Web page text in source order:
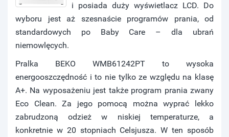
i posiada duży wyświetlacz LCD. Do
wyboru jest aż szesnaście programów prania, od
standardowych po Baby Care – dla ubrań
niemowlęcych.
Pralka BEKO WMB61242PT to wysoka
energooszczędność i to nie tylko ze względu na klasę
A+. Na wyposażeniu jest także program prania zwany
Eco Clean. Za jego pomocą można wyprać lekko
zabrudzoną odzież w niskiej temperaturze, a
konkretnie w 20 stopniach Celsjusza. W ten sposób